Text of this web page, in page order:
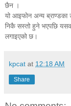
छैन ।
यो आइफोन अन्य ब्राण्डका
निकै सस्तो हुने भएपछि
लगाइएको छ।
kpcat at 12:18 AM
Share